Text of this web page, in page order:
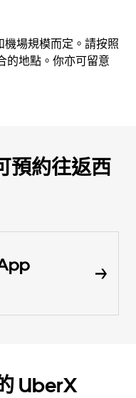
機場規模而定。請按照
的地點。你亦可留意
預約往返西
UberX